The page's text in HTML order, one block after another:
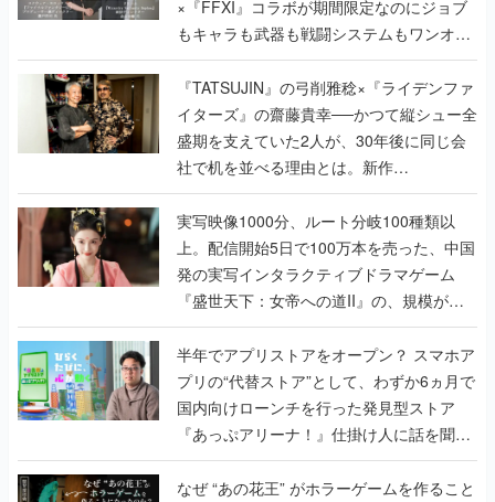
×『FFXI』コラボが期間限定なのにジョブ
もキャラも武器も戦闘システムもワンオフ
で作り込まれた理由を両ディレクターに聞
く
『TATSUJIN』の弓削雅稔×『ライデンファ
イターズ』の齋藤貴幸──かつて縦シュー全
盛期を支えていた2人が、30年後に同じ会
社で机を並べる理由とは。新作
『TATSUJIN EXTREME』で初タッグを組
んだレジェンド2人に訊く開発秘話
実写映像1000分、ルート分岐100種類以
上。配信開始5日で100万本を売った、中国
発の実写インタラクティブドラマゲーム
『盛世天下：女帝への道II』の、規模が違
うこだわりをプロデューサーに聞いた
半年でアプリストアをオープン？ スマホア
プリの“代替ストア”として、わずか6ヵ月で
国内向けローンチを行った発見型ストア
『あっぷアリーナ！』仕掛け人に話を聞い
てみた
なぜ “あの花王” がホラーゲームを作ること